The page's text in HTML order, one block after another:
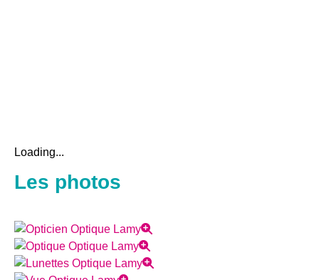
Loading...
Les photos